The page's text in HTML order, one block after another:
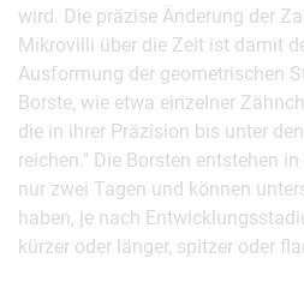
wird. Die präzise Änderung der
Mikrovilli über die Zeit ist damit
Ausformung der geometrischen
Borste, wie etwa einzelner
die in ihrer Präzision bis unter
reichen." Die Borsten entstehen
nur zwei Tagen und können
haben, je nach
kürzer oder länger, spitzer oder